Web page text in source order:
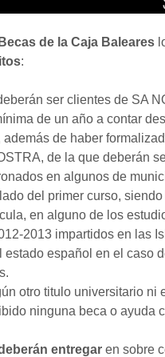
Becas de la Caja Baleares
:
ser clientes de SA
de un año a contar
además de haber
de la que deberán
en algunos de
del primer curso,
en alguno de los
2013 impartidos en las
estado español en el caso
otro titulo universitario ni
ninguna beca o ayuda
entregar en sobre